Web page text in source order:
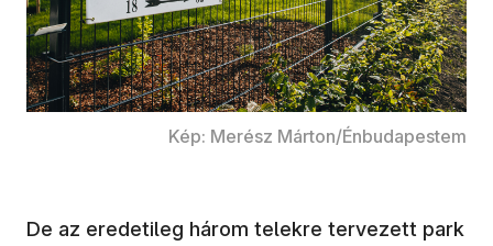
Kép: Merész Márton/Énbudapestem
De az eredetileg három telekre tervezett park